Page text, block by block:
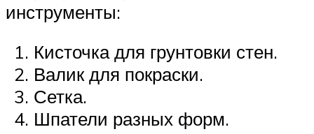
инструменты:
Кисточка для грунтовки стен.
Валик для покраски.
Сетка.
Шпатели разных форм.